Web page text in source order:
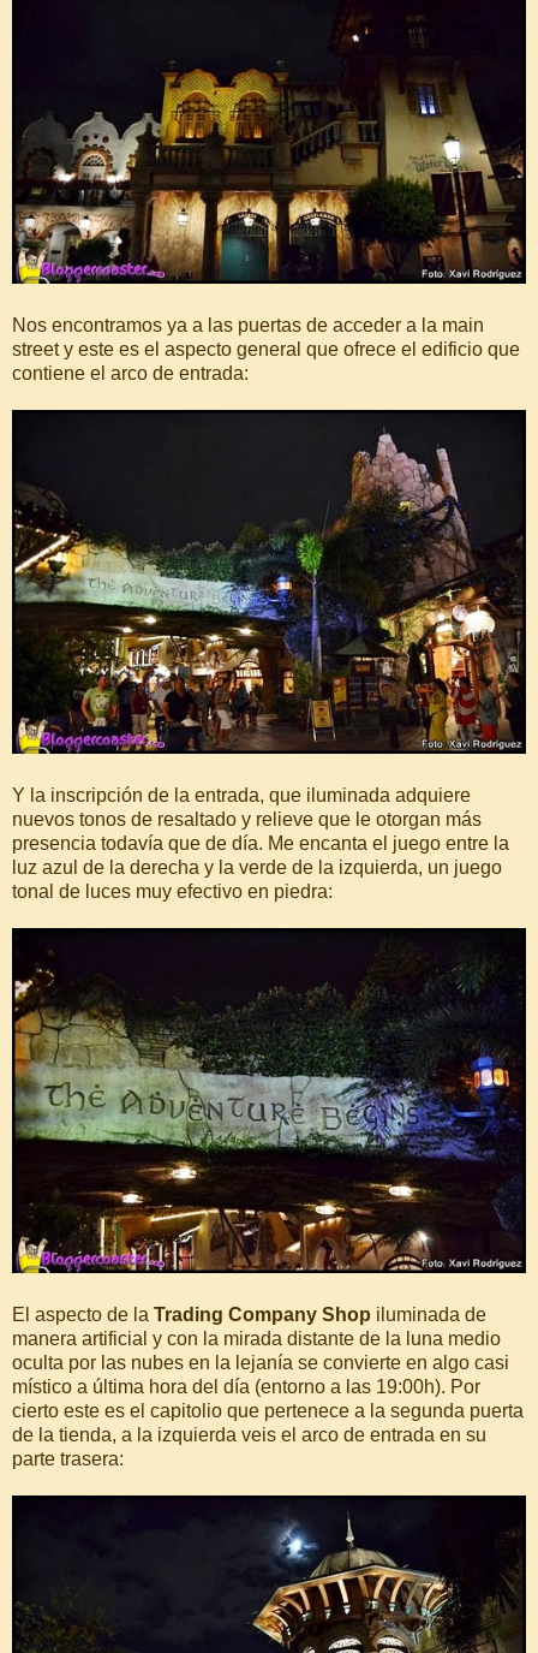
Nos encontramos ya a las puertas de acceder a la main
street y este es el aspecto general que ofrece el edificio que
contiene el arco de entrada:
Y la inscripción de la entrada, que iluminada adquiere
nuevos tonos de resaltado y relieve que le otorgan más
presencia todavía que de día. Me encanta el juego entre la
luz azul de la derecha y la verde de la izquierda, un juego
tonal de luces muy efectivo en piedra:
El aspecto de la Trading Company Shop iluminada de
manera artificial y con la mirada distante de la luna medio
oculta por las nubes en la lejanía se convierte en algo casi
místico a última hora del día (entorno a las 19:00h). Por
cierto este es el capitolio que pertenece a la segunda puerta
de la tienda, a la izquierda veis el arco de entrada en su
parte trasera: